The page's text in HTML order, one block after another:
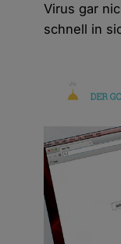
Virus gar
schnell in